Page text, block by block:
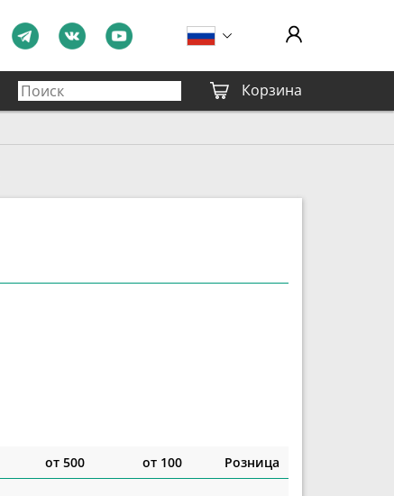
Корзина
от 500 от 100
Розница